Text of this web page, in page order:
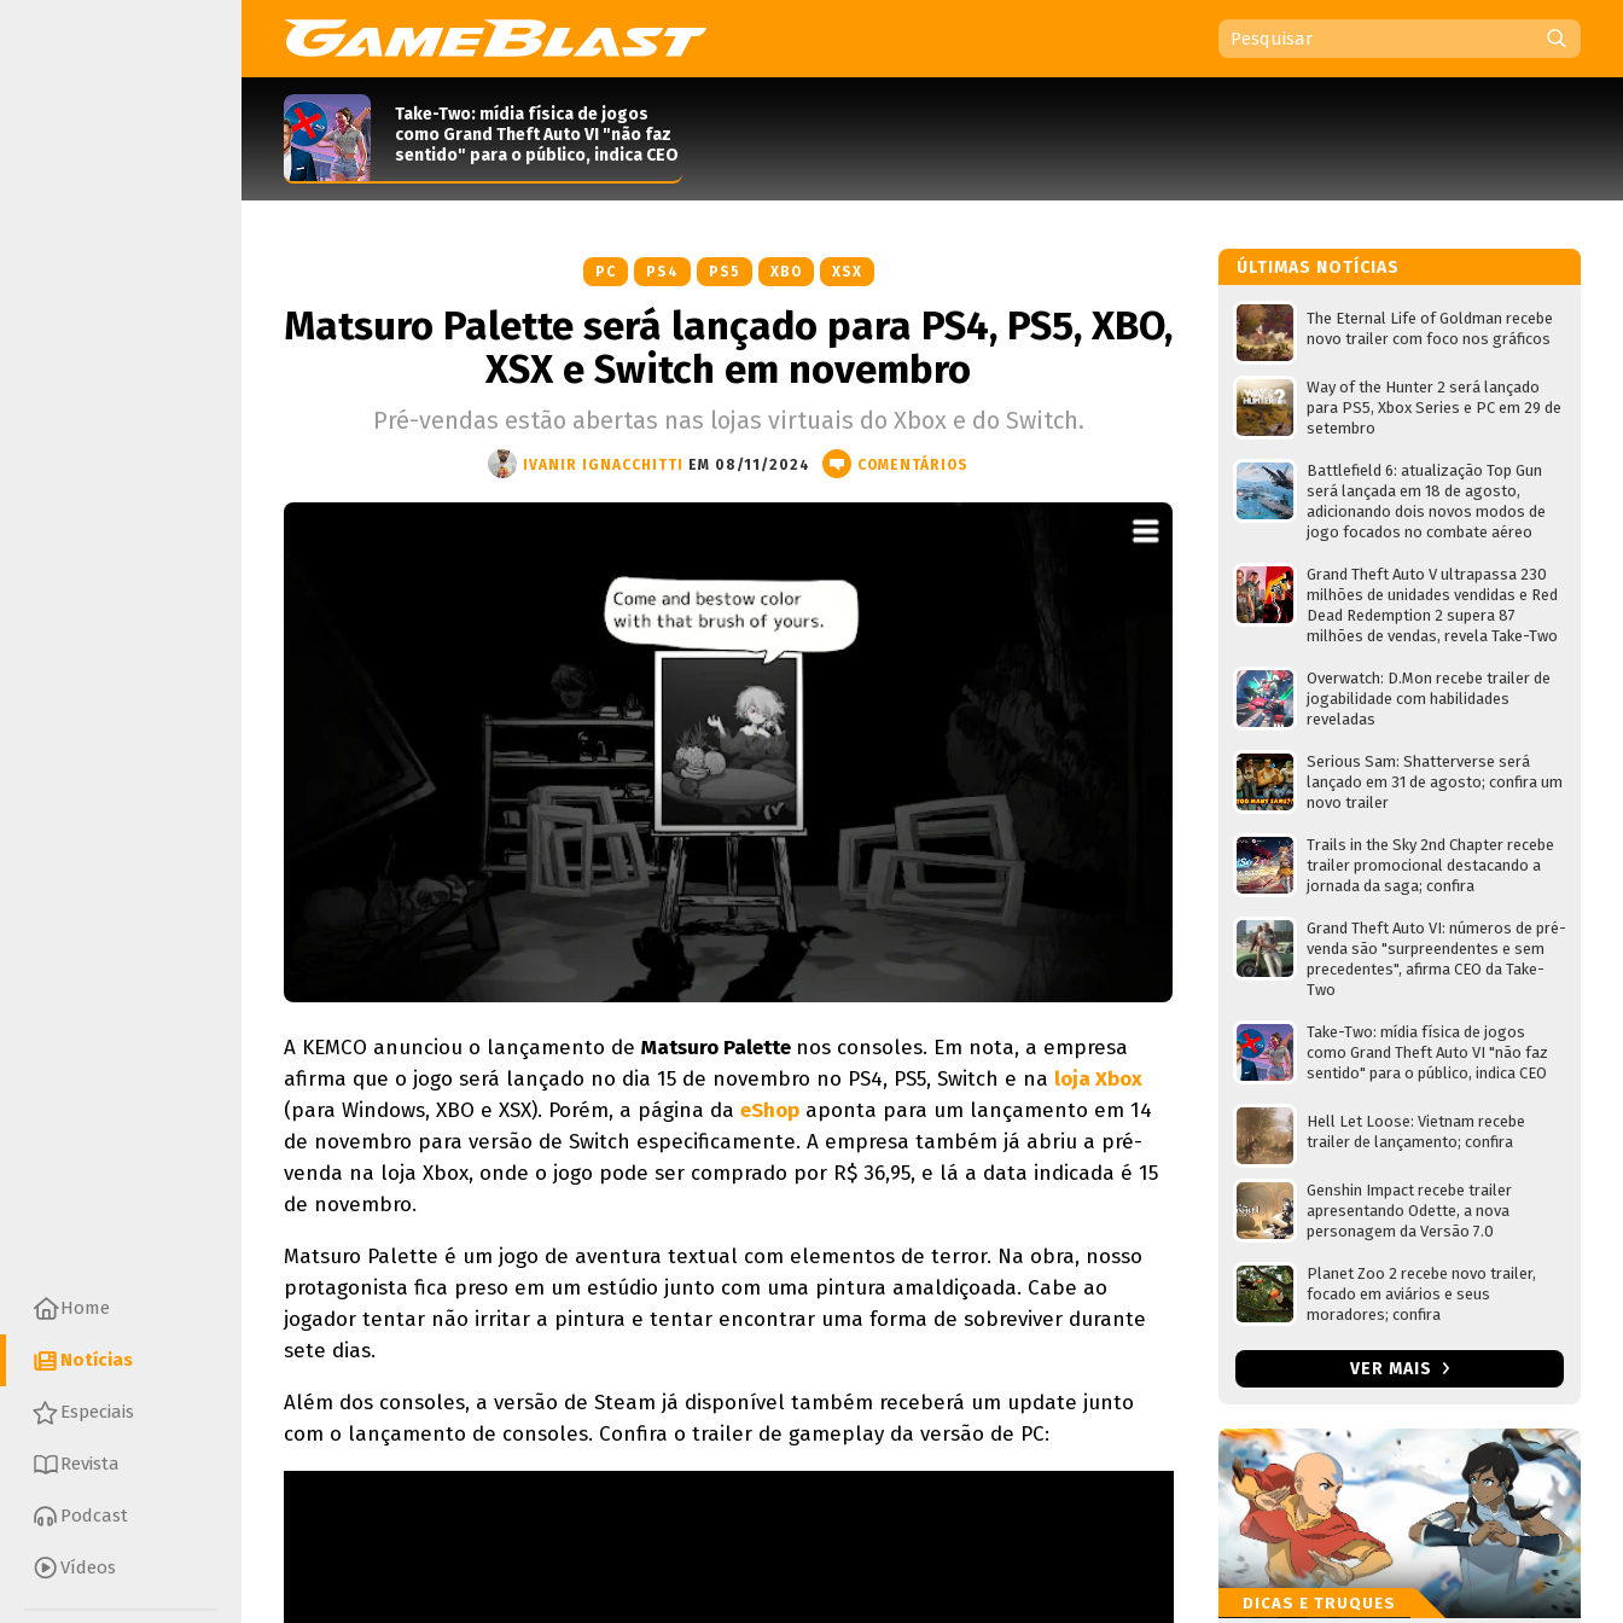
Home
Notícias
Especiais
Revista
Podcast
Vídeos
Take-Two: mídia física de jogos
como Grand Theft Auto VI "não faz
sentido" para o público, indica CEO
PC PS4 PS5 XBO XSX
Matsuro Palette será lançado para PS4, PS5, XBO,
XSX e Switch em novembro
Pré-vendas estão abertas nas lojas virtuais do Xbox e do Switch.
IVANIR IGNACCHITTI EM 08/11/2024 COMENTÁRIOS
A KEMCO anunciou o lançamento de Matsuro Palette nos consoles. Em nota, a empresa
afirma que o jogo será lançado no dia 15 de novembro no PS4, PS5, Switch e na loja Xbox
(para Windows, XBO e XSX). Porém, a página da eShop aponta para um lançamento em 14
de novembro para versão de Switch especificamente. A empresa também já abriu a pré-
venda na loja Xbox, onde o jogo pode ser comprado por R$ 36,95, e lá a data indicada é 15
de novembro.
Matsuro Palette é um jogo de aventura textual com elementos de terror. Na obra, nosso
protagonista fica preso em um estúdio junto com uma pintura amaldiçoada. Cabe ao
jogador tentar não irritar a pintura e tentar encontrar uma forma de sobreviver durante
sete dias.
Além dos consoles, a versão de Steam já disponível também receberá um update junto
com o lançamento de consoles. Confira o trailer de gameplay da versão de PC:
ÚLTIMAS NOTÍCIAS
The Eternal Life of Goldman recebe
novo trailer com foco nos gráficos
Way of the Hunter 2 será lançado
para PS5, Xbox Series e PC em 29 de
setembro
Battlefield 6: atualização Top Gun
será lançada em 18 de agosto,
adicionando dois novos modos de
jogo focados no combate aéreo
Grand Theft Auto V ultrapassa 230
milhões de unidades vendidas e Red
Dead Redemption 2 supera 87
milhões de vendas, revela Take-Two
Overwatch: D.Mon recebe trailer de
jogabilidade com habilidades
reveladas
Serious Sam: Shatterverse será
lançado em 31 de agosto; confira um
novo trailer
Trails in the Sky 2nd Chapter recebe
trailer promocional destacando a
jornada da saga; confira
Grand Theft Auto VI: números de pré-
venda são "surpreendentes e sem
precedentes", afirma CEO da Take-
Two
Take-Two: mídia física de jogos
como Grand Theft Auto VI "não faz
sentido" para o público, indica CEO
Hell Let Loose: Vietnam recebe
trailer de lançamento; confira
Genshin Impact recebe trailer
apresentando Odette, a nova
personagem da Versão 7.0
Planet Zoo 2 recebe novo trailer,
focado em aviários e seus
moradores; confira
VER MAIS
DICAS E TRUQUES